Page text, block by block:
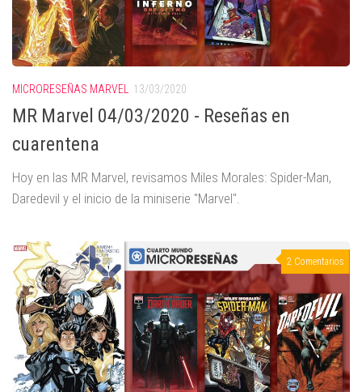
MICRORESEÑAS MARVEL 13/03/2020
MR Marvel 04/03/2020 - Reseñas en
cuarentena
Hoy en las MR Marvel, revisamos Miles Morales: Spider-Man,
Daredevil y el inicio de la miniserie "Marvel".
2 Comentarios